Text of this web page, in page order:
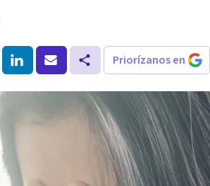
Priorízanos en